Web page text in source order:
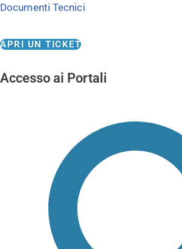
Documenti Tecnici
APRI UN TICKET
Accesso ai Portali